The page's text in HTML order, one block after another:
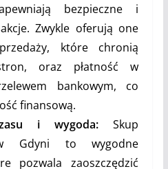
bezpieczne i
Zwykle oferują one
które chronią
oraz płatność w
bankowym, co
finansową.
i wygoda: Skup
Gdyni to wygodne
pozwala zaoszczędzić